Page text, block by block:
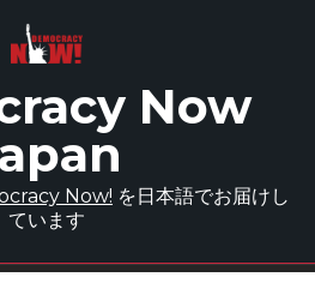
Now
Now! を日本語でお届けし
ています